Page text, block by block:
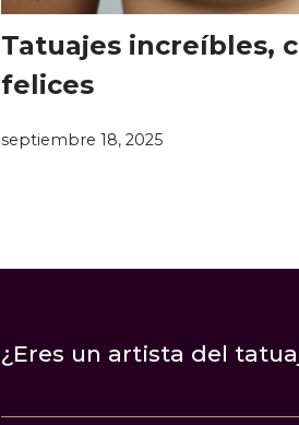
Tatuajes increíbles,
felices
septiembre 18, 2025
¿Eres un artista del